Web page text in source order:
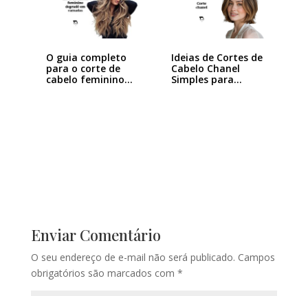
O guia completo
para o corte de
cabelo feminino…
Ideias de Cortes de
Cabelo Chanel
Simples para…
Enviar Comentário
O seu endereço de e-mail não será publicado. Campos
obrigatórios são marcados com *